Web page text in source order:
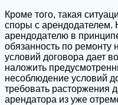
Кроме того, такая
споры с арендодателем.
арендодателю в
обязанность по ремонту
условий договора дает
наложить
несоблюдение условий
требовать расторжения
арендатора из уже